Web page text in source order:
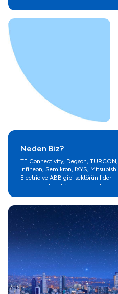
Neden Biz?
TE Connectivity, Degson, TURCON,
Infineon, Semikron, IXYS, Mitsubishi
Electric ve ABB gibi sektörün lider
markalarıyla çalışarak, güvenilir ve